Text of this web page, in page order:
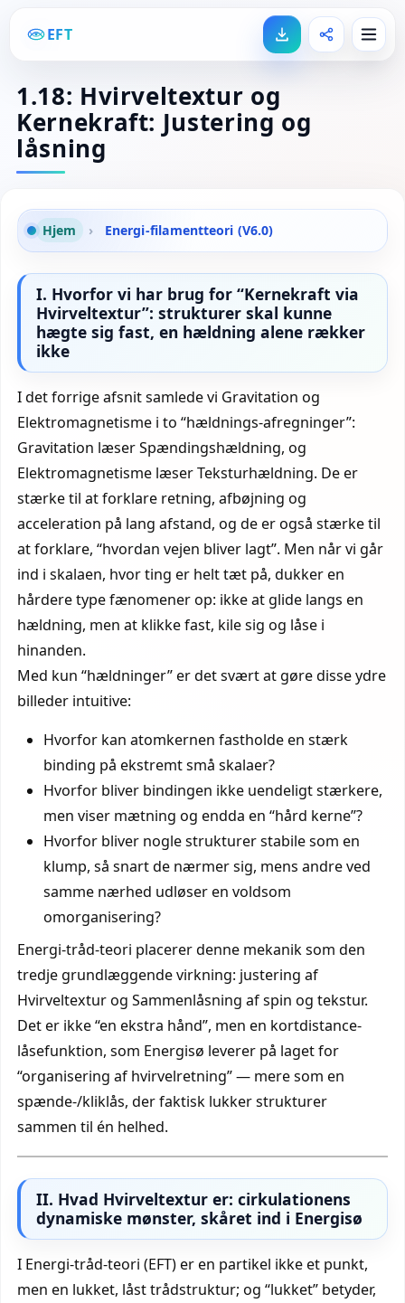
EFT
1.18: Hvirveltextur og
Kernekraft: Justering og
låsning
Hjem › Energi-filamentteori (V6.0)
I. Hvorfor vi har brug for “Kernekraft via
Hvirveltextur”: strukturer skal kunne
hægte sig fast, en hældning alene rækker
ikke
I det forrige afsnit samlede vi Gravitation og
Elektromagnetisme i to “hældnings-afregninger”:
Gravitation læser Spændingshældning, og
Elektromagnetisme læser Teksturhældning. De er
stærke til at forklare retning, afbøjning og
acceleration på lang afstand, og de er også stærke til
at forklare, “hvordan vejen bliver lagt”. Men når vi går
ind i skalaen, hvor ting er helt tæt på, dukker en
hårdere type fænomener op: ikke at glide langs en
hældning, men at klikke fast, kile sig og låse i
hinanden.
Med kun “hældninger” er det svært at gøre disse ydre
billeder intuitive:
Hvorfor kan atomkernen fastholde en stærk
binding på ekstremt små skalaer?
Hvorfor bliver bindingen ikke uendeligt stærkere,
men viser mætning og endda en “hård kerne”?
Hvorfor bliver nogle strukturer stabile som en
klump, så snart de nærmer sig, mens andre ved
samme nærhed udløser en voldsom
omorganisering?
Energi-tråd-teori placerer denne mekanik som den
tredje grundlæggende virkning: justering af
Hvirveltextur og Sammenlåsning af spin og tekstur.
Det er ikke “en ekstra hånd”, men en kortdistance-
låsefunktion, som Energisø leverer på laget for
“organisering af hvirvelretning” — mere som en
spænde-/kliklås, der faktisk lukker strukturer
sammen til én helhed.
II. Hvad Hvirveltextur er: cirkulationens
dynamiske mønster, skåret ind i Energisø
I Energi-tråd-teori (EFT) er en partikel ikke et punkt,
men en lukket, låst trådstruktur; og “lukket” betyder,